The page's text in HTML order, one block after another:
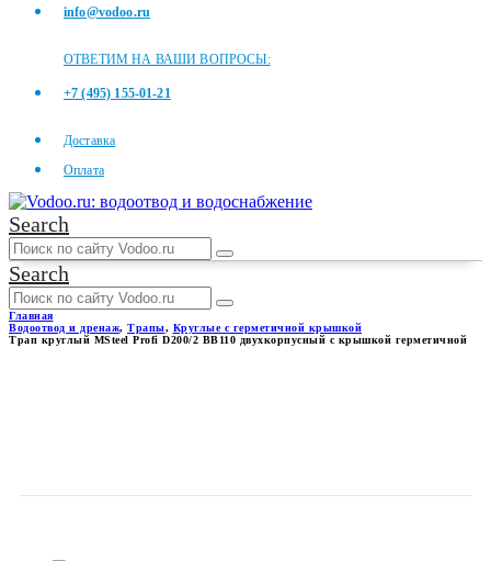
info@vodoo.ru
ОТВЕТИМ НА ВАШИ ВОПРОСЫ:
+7 (495) 155-01-21
Доставка
Оплата
Search
Search
Главная
Водоотвод и дренаж, Трапы, Круглые с герметичной крышкой
Трап круглый MSteel Profi D200/2 ВВ110 двухкорпусный с крышкой герметичной